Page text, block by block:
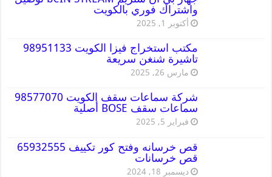
واشتراك فوري بالكويت
أكتوبر 1, 2025
مكتب استخراج فيزا الكويت 98951133
تاشيرة شنغن سريعة
مارس 26, 2025
شركة سماعات سقف الكويت 98577070
سماعات سقف BOSE أصلية
فبراير 5, 2025
قص خرسانه وفتح كور تكييف 65932555
قص خرسانات
ديسمبر 18, 2024